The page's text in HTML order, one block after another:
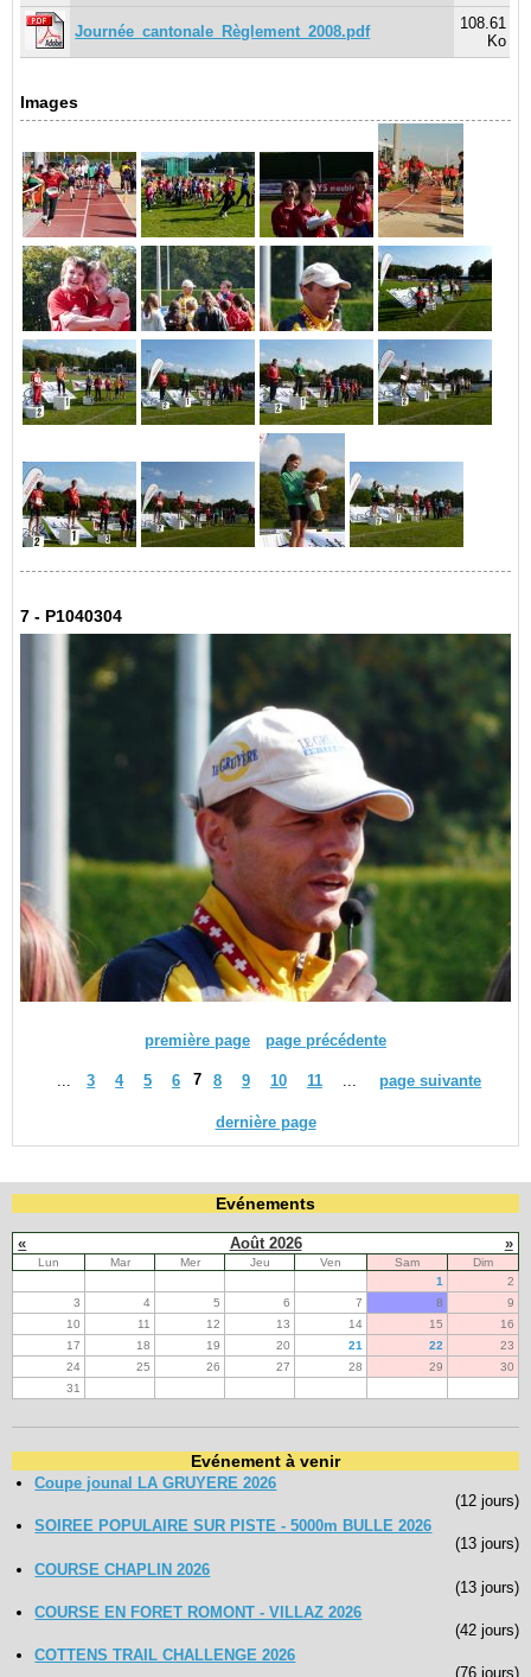
Journée_cantonale_Règlement_2008.pdf
108.61
Ko
Images
7 - P1040304
première page page précédente
... 3 4 5 6 7 8 9 10 11 ... page suivante
dernière page
Evénements
« Août 2026 »
Lun Mar Mer Jeu Ven Sam
Dim
1
2
3
4 5 6 7 8
9
10
11 12 13 14 15
16
17
18 19 20 21 22
23
24
25 26 27 28 29
30
31
Evénement à venir
Coupe jounal LA GRUYERE 2026
(12 jours)
SOIREE POPULAIRE SUR PISTE - 5000m BULLE 2026
(13 jours)
COURSE CHAPLIN 2026
(13 jours)
COURSE EN FORET ROMONT - VILLAZ 2026
(42 jours)
COTTENS TRAIL CHALLENGE 2026
(76 jours)